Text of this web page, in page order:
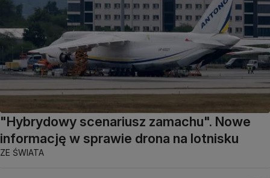
"Hybrydowy scenariusz zamachu". Nowe
informację w sprawie drona na lotnisku
ZE ŚWIATA